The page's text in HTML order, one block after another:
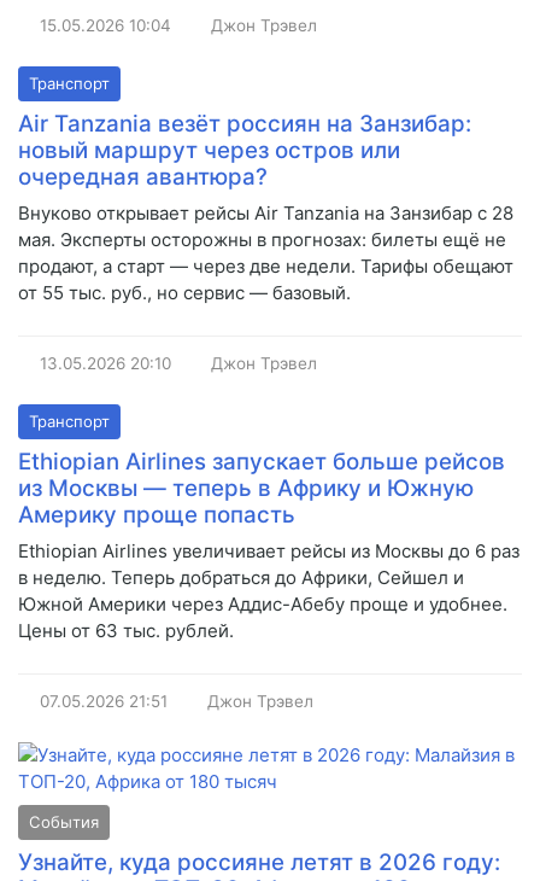
15.05.2026 10:04 Джон Трэвел
Транспорт
Air Tanzania везёт россиян на Занзибар:
новый маршрут через остров или
очередная авантюра?
Внуково открывает рейсы Air Tanzania на Занзибар с 28
мая. Эксперты осторожны в прогнозах: билеты ещё не
продают, а старт — через две недели. Тарифы обещают
от 55 тыс. руб., но сервис — базовый.
13.05.2026 20:10 Джон Трэвел
Транспорт
Ethiopian Airlines запускает больше рейсов
из Москвы — теперь в Африку и Южную
Америку проще попасть
Ethiopian Airlines увеличивает рейсы из Москвы до 6 раз
в неделю. Теперь добраться до Африки, Сейшел и
Южной Америки через Аддис-Абебу проще и удобнее.
Цены от 63 тыс. рублей.
07.05.2026 21:51 Джон Трэвел
События
Узнайте, куда россияне летят в 2026 году: